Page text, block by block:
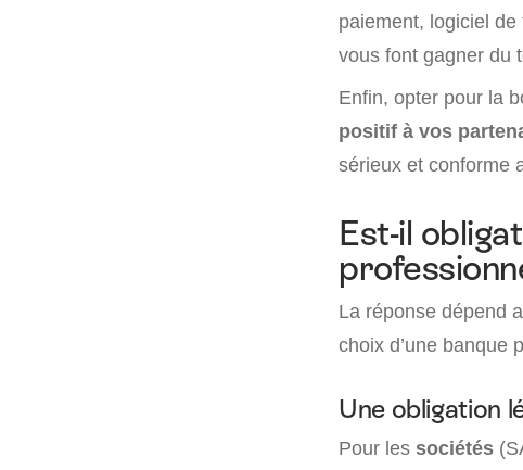
paiement, logiciel
vous font gagner du
Enfin, opter pour la
positif à vos
sérieux et conforme
Est-il
La réponse dépend
choix d’une banque
Une obligation
Pour les sociétés